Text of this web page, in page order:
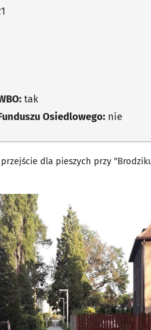
tak
Osiedlowego: nie
dla pieszych przy